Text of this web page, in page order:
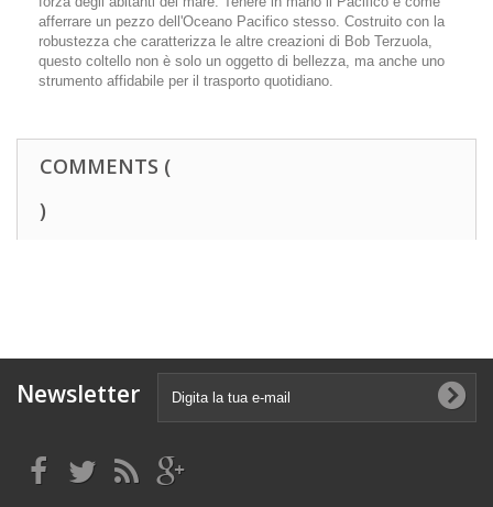
afferrare un pezzo dell'Oceano Pacifico stesso. Costruito con la
robustezza che caratterizza le altre creazioni di Bob Terzuola,
questo coltello non è solo un oggetto di bellezza, ma anche uno
strumento affidabile per il trasporto quotidiano.
COMMENTS (
)
Newsletter